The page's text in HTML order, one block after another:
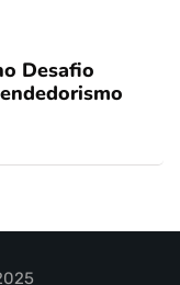
Desafio